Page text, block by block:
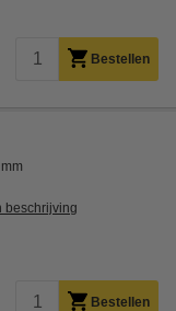
Bestellen
beschrijving
Bestellen